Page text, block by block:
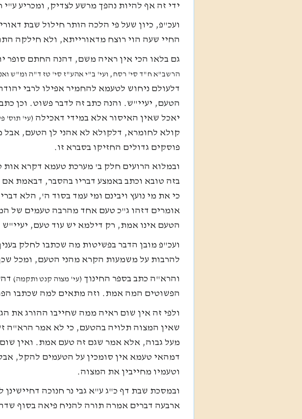
ידי זה אף להיות נהפך מרשע לצדיק, ומכריע ע"י
ועכ"פ, כיון שעל פי הלכה הותר חילול שבת
החיי שעה הוי רוצח מדאורייתא, ולא חילקה
גם בלאו הכי אין ראיה משם, דהנה החתם סופר
הרשב"א ח"ד סי' רסח, ועי' ב"י אהע"ז סי' טז ד"ה ומ"ש
דלעולם ניחוש לטעמא להחמיר אפילו לרבי
הטעם, יעיי"ש. והנה כתב זה לדבר פשוט. וכן
יאכל שאין האיסור אלא במידי דאכילה (עי' תוס'
קולא לחומרא, דלקולא לא אהני לן הטעם, אבל
פוסקים גדולים החזיקו בסברא זו.
ובמלוא הרועים חלק ב' מערכת טעמא דקרא
בזה טובא וכתב באמצע דבריו בהסבר, דבאמת
כי את מי נועץ ויבינם ומי עמד בסוד ה', הלא
אומרים דזהו ג"כ טעם אחד מהרבה טעמים של
הטעם אינו אמת, רק דילמא יש עוד טעם,
ועכ"פ מובן הדבר בפשיטות מה שכתבו לחלק
להרבות על משמעות הקרא מהני הטעם, ומכל
והרא"ה כתב בספר החינוך (עי' מצוה קנט ותקמה)
הפשוטים המה אמת. וזה מתאים למה שכתבו
ולפי זה אין שום ראיה ממה שחייבו ההורג את
שאין המצוה תלויה בהטעם, כי לא אמר הרא"ה
מעל גבוה, אלא אמר שגם זה טעם אמת. ואין
דמהאי טעמא אין סומכין על הטעמים להקל,
וטעמיו מחייבין את המצוה.
ובמסכת שבת דף כ"ג ע"א גבי נר חנוכה
ארבעה דברים אמרה תורה להניח פיאה בסוף